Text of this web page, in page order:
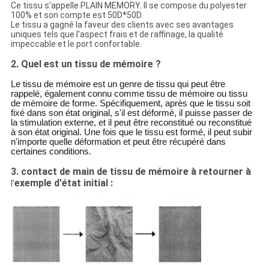
Ce tissu s'appelle PLAIN MEMORY. Il se compose du polyester
100% et son compte est 50D*50D.
Le tissu a gagné la faveur des clients avec ses avantages
uniques tels que l'aspect frais et de raffinage, la qualité
impeccable et le port confortable.
2. Quel est un tissu de mémoire ?
Le tissu de mémoire est un genre de tissu qui peut être
rappelé, également connu comme tissu de mémoire ou tissu
de mémoire de forme. Spécifiquement, après que le tissu soit
fixé dans son état original, s'il est déformé, il puisse passer de
la stimulation externe, et il peut être reconstitué ou reconstitué
à son état original. Une fois que le tissu est formé, il peut subir
n'importe quelle déformation et peut être récupéré dans
certaines conditions.
3. contact de main de tissu de mémoire à retourner à
l'exemple d'état initial :